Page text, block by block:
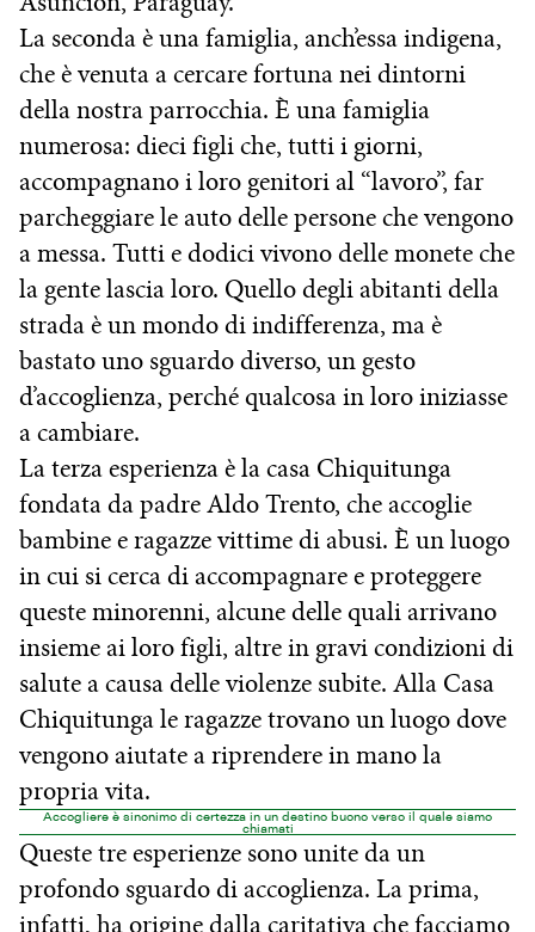
La seconda è una famiglia, anch’essa indigena,
che è venuta a cercare fortuna nei dintorni
della nostra parrocchia. È una famiglia
numerosa: dieci figli che, tutti i giorni,
accompagnano i loro genitori al “lavoro”, far
parcheggiare le auto delle persone che vengono
a messa. Tutti e dodici vivono delle monete che
la gente lascia loro. Quello degli abitanti della
strada è un mondo di indifferenza, ma è
bastato uno sguardo diverso, un gesto
d’accoglienza, perché qualcosa in loro iniziasse
a cambiare.
La terza esperienza è la casa Chiquitunga
fondata da padre Aldo Trento, che accoglie
bambine e ragazze vittime di abusi. È un luogo
in cui si cerca di accompagnare e proteggere
queste minorenni, alcune delle quali arrivano
insieme ai loro figli, altre in gravi condizioni di
salute a causa delle violenze subite. Alla Casa
Chiquitunga le ragazze trovano un luogo dove
vengono aiutate a riprendere in mano la
propria vita.
Accogliere è sinonimo di certezza in un destino buono verso il quale siamo
chiamati
Queste tre esperienze sono unite da un
profondo sguardo di accoglienza. La prima,